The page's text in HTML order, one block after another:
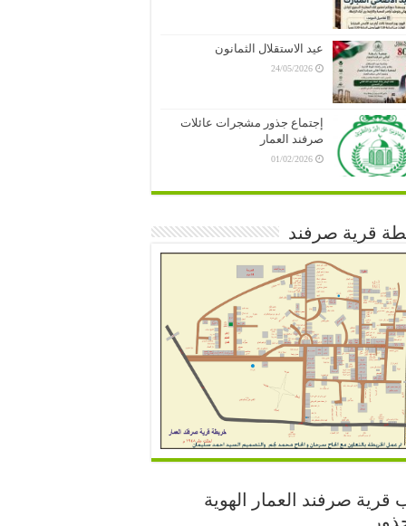
عيد الاستقلال الثمانون
24/05/2026
إجتماع جذور مشجرات عائلات
صرفند العمار
01/02/2026
قرية صرفند
قرية صرفند العمار الهوية